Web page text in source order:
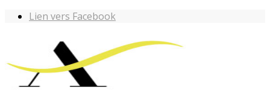
Lien vers Facebook